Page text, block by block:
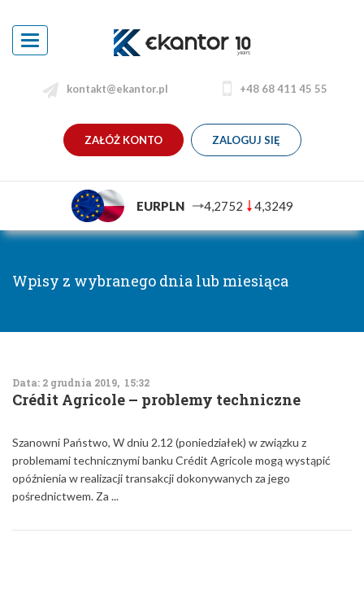
Toggle
navigation
kontakt@ekantor.pl +48 68 411 45 55
ZAŁÓŻ KONTO ZALOGUJ SIĘ
EURPLN 4,2752 4,3249
Wpisy z wybranego dnia lub miesiąca
Data: 2 grudnia 2019, 15:32
Crédit Agricole – problemy techniczne
Szanowni Państwo, W dniu 2.12 (poniedziałek) w związku z
problemami technicznymi banku Crédit Agricole mogą wystąpić
opóźnienia w realizacji transakcji dokonywanych za jego
pośrednictwem. Za ...